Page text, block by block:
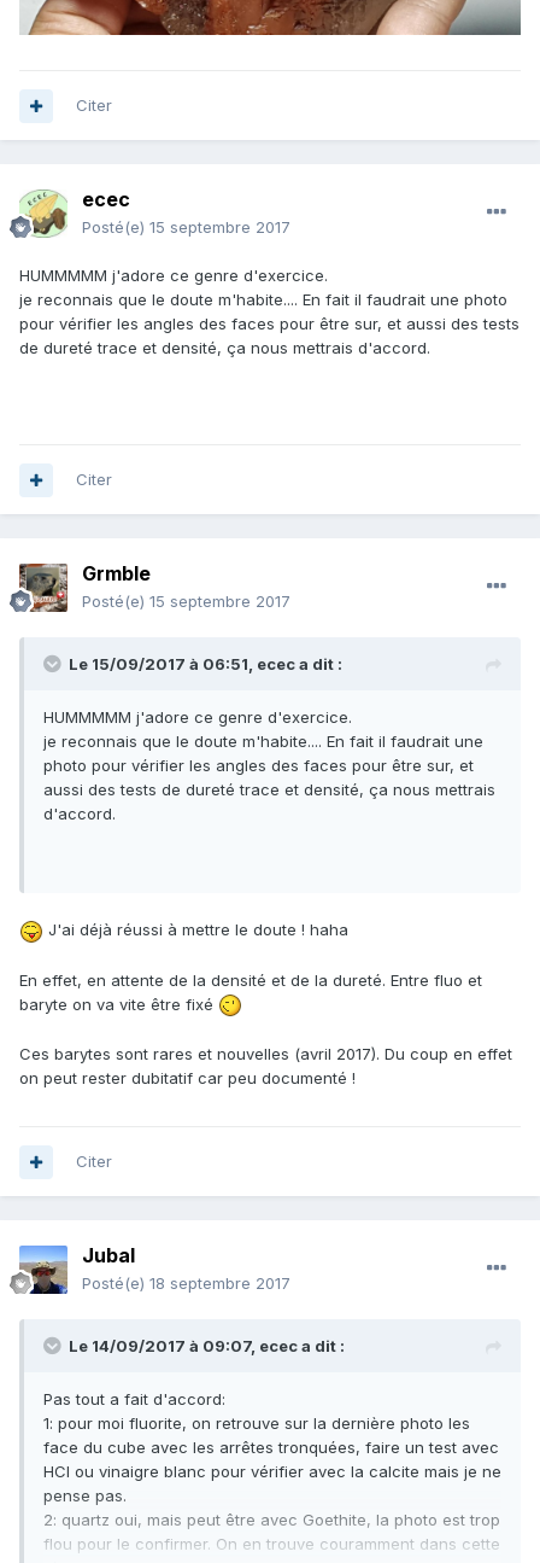
Citer
ecec
Posté(e) 15 septembre 2017
HUMMMMM j'adore ce genre d'exercice.
je reconnais que le doute m'habite.... En fait il faudrait une photo
pour vérifier les angles des faces pour être sur, et aussi des tests
de dureté trace et densité, ça nous mettrais d'accord.
Citer
Grmble
Posté(e) 15 septembre 2017
Le 15/09/2017 à 06:51, ececa dit :
HUMMMMM j'adore ce genre d'exercice.
je reconnais que le doute m'habite.... En fait il faudrait une
photo pour vérifier les angles des faces pour être sur, et
aussi des tests de dureté trace et densité, ça nous mettrais
d'accord.
J'ai déjà réussi à mettre le doute ! haha
En effet, en attente de la densité et de la dureté. Entre fluo et
baryte on va vite être fixé
Ces barytes sont rares et nouvelles (avril 2017). Du coup en effet
on peut rester dubitatif car peu documenté !
Citer
Jubal
Posté(e) 18 septembre 2017
Le 14/09/2017 à 09:07, ececa dit :
Pas tout a fait d'accord:
1: pour moi fluorite, on retrouve sur la dernière photo les
face du cube avec les arrêtes tronquées, faire un test avec
HCl ou vinaigre blanc pour vérifier avec la calcite mais je ne
pense pas.
2: quartz oui, mais peut être avec Goethite, la photo est trop
flou pour le confirmer. On en trouve couramment dans cette